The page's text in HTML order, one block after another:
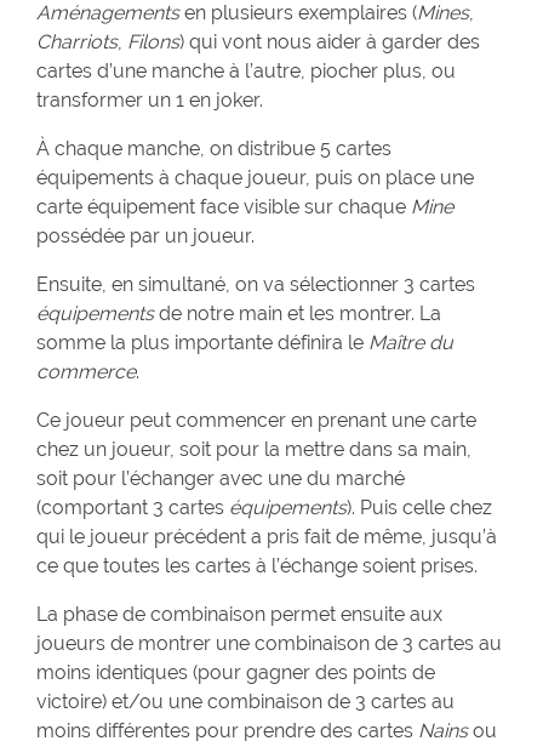
Aménagementsen plusieurs exemplaires (Mines,
Charriots, Filons) qui vont nous aider à garder des
cartes d’une manche à l’autre, piocher plus, ou
transformer un 1 en joker.
À chaque manche, on distribue 5 cartes
équipements à chaque joueur, puis on place une
carte équipement face visible sur chaque Mine
possédée par un joueur.
Ensuite, en simultané, on va sélectionner 3 cartes
équipementsde notre main et les montrer. La
somme la plus importante définira le Maître du
commerce.
Ce joueur peut commencer en prenant une carte
chez un joueur, soit pour la mettre dans sa main,
soit pour l’échanger avec une du marché
(comportant 3 cartes équipements). Puis celle chez
qui le joueur précédent a pris fait de même, jusqu’à
ce que toutes les cartes à l’échange soient prises.
La phase de combinaison permet ensuite aux
joueurs de montrer une combinaison de 3 cartes au
moins identiques (pour gagner des points de
victoire) et/ou une combinaison de 3 cartes au
moins différentes pour prendre des cartes Nainsou